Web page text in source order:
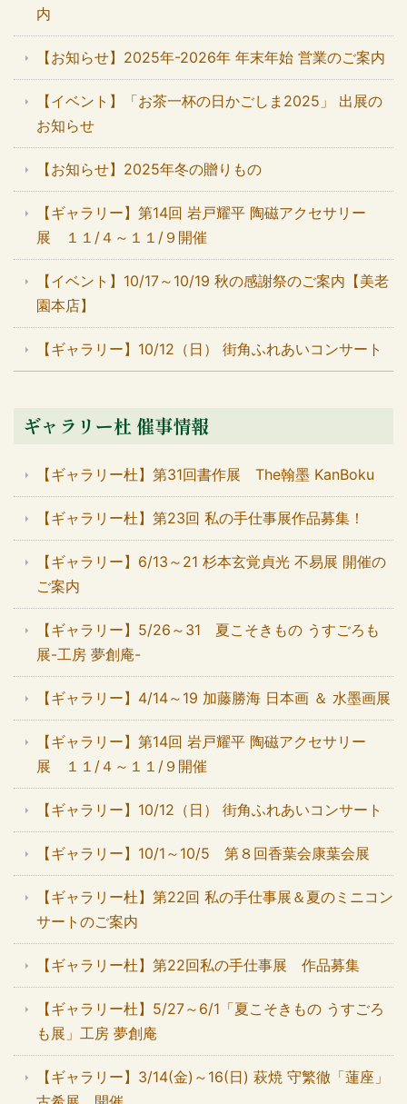
内
【お知らせ】2025年-2026年 年末年始 営業のご案内
【イベント】「お茶一杯の日かごしま2025」 出展の
お知らせ
【お知らせ】2025年冬の贈りもの
【ギャラリー】第14回 岩戸耀平 陶磁アクセサリー
展 １１/４～１１/９開催
【イベント】10/17～10/19 秋の感謝祭のご案内【美老
園本店】
【ギャラリー】10/12（日） 街角ふれあいコンサート
ギャラリー杜 催事情報
【ギャラリー杜】第31回書作展 The翰墨 KanBoku
【ギャラリー杜】第23回 私の手仕事展作品募集！
【ギャラリー】6/13～21 杉本玄覚貞光 不易展 開催の
ご案内
【ギャラリー】5/26～31 夏こそきもの うすごろも
展-工房 夢創庵-
【ギャラリー】4/14～19 加藤勝海 日本画 ＆ 水墨画展
【ギャラリー】第14回 岩戸耀平 陶磁アクセサリー
展 １１/４～１１/９開催
【ギャラリー】10/12（日） 街角ふれあいコンサート
【ギャラリー】10/1～10/5 第８回香葉会康葉会展
【ギャラリー杜】第22回 私の手仕事展＆夏のミニコン
サートのご案内
【ギャラリー杜】第22回私の手仕事展 作品募集
【ギャラリー杜】5/27～6/1「夏こそきもの うすごろ
も展」工房 夢創庵
【ギャラリー】3/14(金)～16(日) 萩焼 守繁徹「蓮座」